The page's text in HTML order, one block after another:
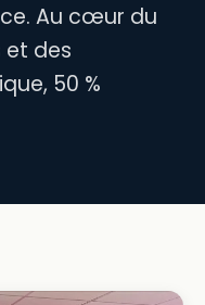
Au cœur du
et des
50 %